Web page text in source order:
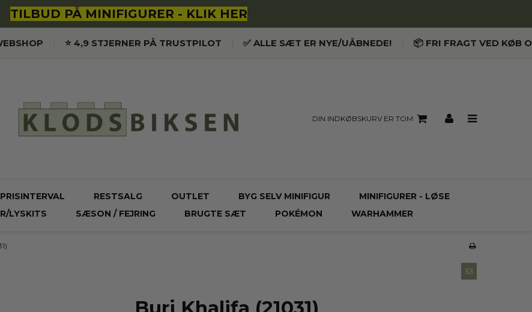
TILBUD PÅ MINIFIGURER - KLIK HER
⭐️ 4,9 STJERNER PÅ TRUSTPILOT ✅ ALLE SÆT ER NYE/UÅBNEDE! 📦 FRI FRAGT VED KØB
DIN INDKØBSKURV ER TOM
PRISINTERVAL RESTSALG OUTLET BYG SELV MINIFIGUR
MINIFIGURER - LØSE
LYSKITS SÆSON / FEJRING BRUGTE SÆT POKÉMON WARHAMMER